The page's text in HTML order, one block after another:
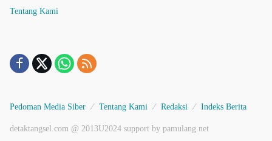
Tentang Kami
Pedoman Media Siber Tentang Kami Redaksi Indeks Berita
detaktangsel.com @ 2013U2024 support by pamulang.net